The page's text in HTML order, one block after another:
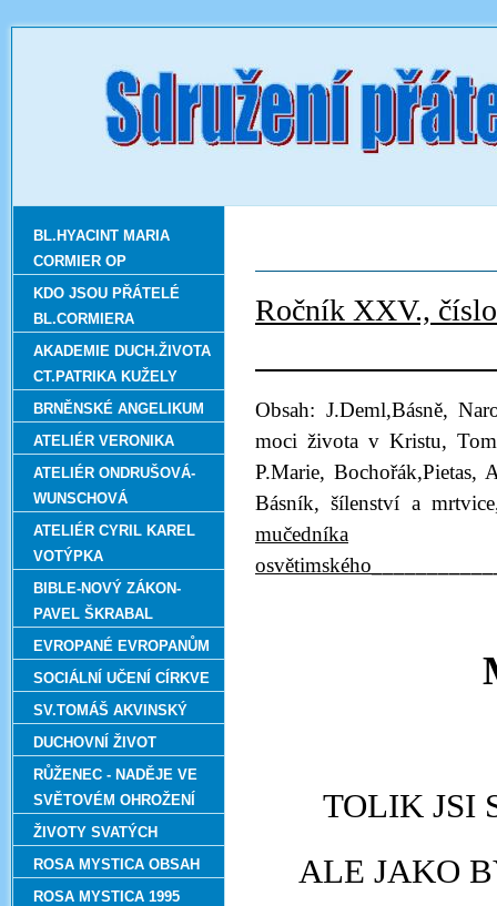
Obsah: J.Deml,Básně,
moci života v Kristu,
P.Marie,
Básník, šílenství a
mučedníka
osvětimského
TOLIK JSI
ALE JAKO
BL.HYACINT MARIA
CORMIER OP
KDO JSOU PŘÁTELÉ
BL.CORMIERA
AKADEMIE DUCH.ŽIVOTA
CT.PATRIKA KUŽELY
BRNĚNSKÉ ANGELIKUM
ATELIÉR VERONIKA
ATELIÉR ONDRUŠOVÁ-
WUNSCHOVÁ
ATELIÉR CYRIL KAREL
VOTÝPKA
BIBLE-NOVÝ ZÁKON-
PAVEL ŠKRABAL
EVROPANÉ EVROPANŮM
SOCIÁLNÍ UČENÍ CÍRKVE
SV.TOMÁŠ AKVINSKÝ
DUCHOVNÍ ŽIVOT
RŮŽENEC - NADĚJE VE
SVĚTOVÉM OHROŽENÍ
ŽIVOTY SVATÝCH
ROSA MYSTICA OBSAH
ROSA MYSTICA 1995